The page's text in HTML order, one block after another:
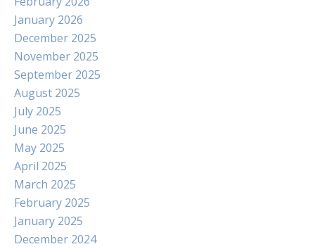
January 2026
December 2025
November 2025
September 2025
August 2025
July 2025
June 2025
May 2025
April 2025
March 2025
February 2025
January 2025
December 2024